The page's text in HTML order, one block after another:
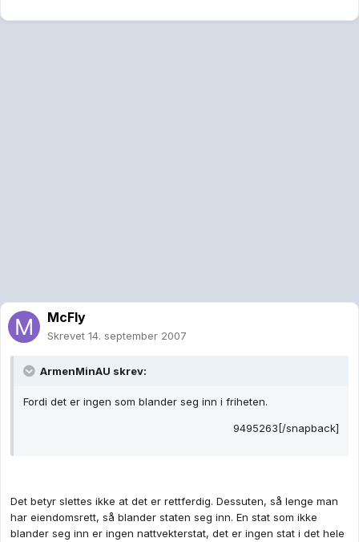
McFly
Skrevet 14. september 2007
ArmenMinAU skrev:
Fordi det er ingen som blander seg inn i friheten.
9495263[/snapback]
Det betyr slettes ikke at det er rettferdig. Dessuten, så lenge man
har eiendomsrett, så blander staten seg inn. En stat som ikke
blander seg inn er ingen nattvekterstat, det er ingen stat i det hele